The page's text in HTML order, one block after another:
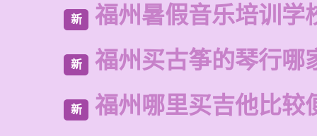
新 福州暑假音乐培训学
新 福州买古筝的琴行哪
新 福州哪里买吉他比较